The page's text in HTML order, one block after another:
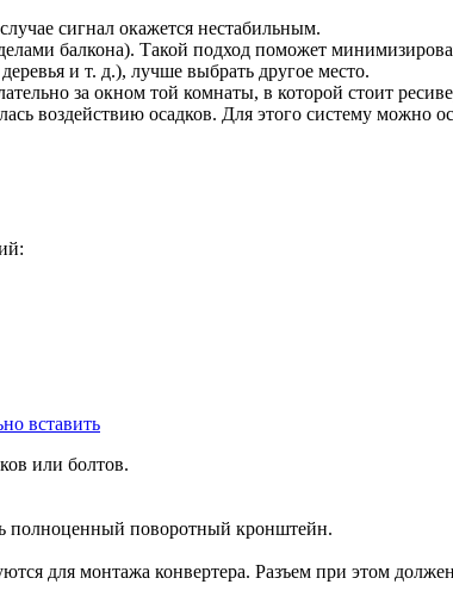
сигнал окажется нестабильным.
балкона). Такой подход поможет
и т. д.), лучше выбрать другое место.
за окном той комнаты, в которой стоит
воздействию осадков. Для этого систему можно
вставить
или болтов.
полноценный поворотный кронштейн.
для монтажа конвертера. Разъем при этом